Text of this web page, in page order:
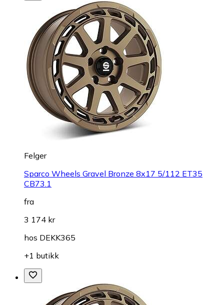
Felger
Sparco Wheels Gravel Bronze 8x17 5/112 ET35
CB73.1
fra
3 174 kr
hos DEKK365
+1 butikk